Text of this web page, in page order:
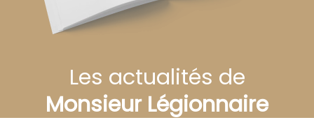
Les actualités de
Monsieur Légionnaire